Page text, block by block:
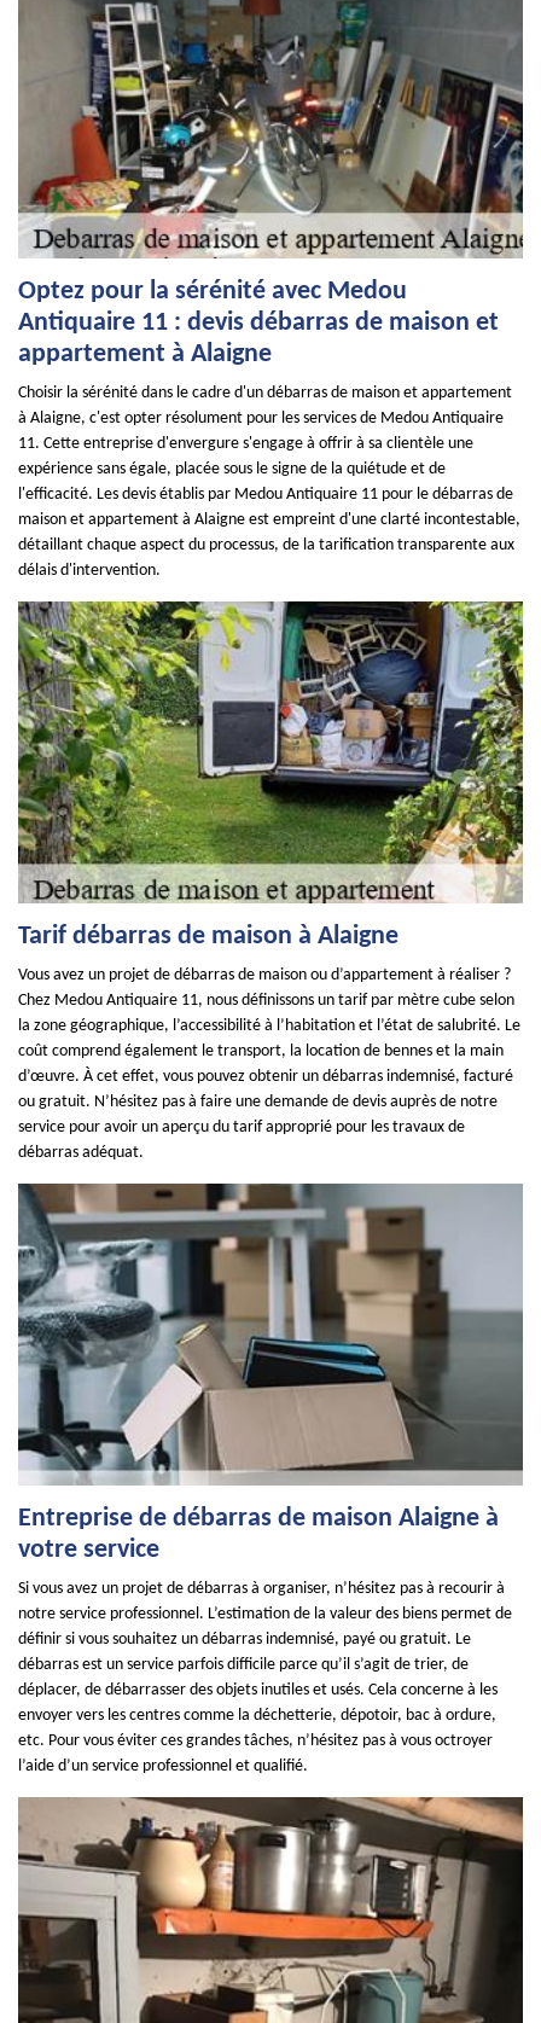
Optez pour la sérénité avec Medou
Antiquaire 11 : devis débarras de maison et
appartement à Alaigne
Choisir la sérénité dans le cadre d'un débarras de maison et appartement
à Alaigne, c'est opter résolument pour les services de Medou Antiquaire
11. Cette entreprise d'envergure s'engage à offrir à sa clientèle une
expérience sans égale, placée sous le signe de la quiétude et de
l'efficacité. Les devis établis par Medou Antiquaire 11 pour le débarras de
maison et appartement à Alaigne est empreint d'une clarté incontestable,
détaillant chaque aspect du processus, de la tarification transparente aux
délais d'intervention.
Tarif débarras de maison à Alaigne
Vous avez un projet de débarras de maison ou d’appartement à réaliser ?
Chez Medou Antiquaire 11, nous définissons un tarif par mètre cube selon
la zone géographique, l’accessibilité à l’habitation et l’état de salubrité. Le
coût comprend également le transport, la location de bennes et la main
d’œuvre. À cet effet, vous pouvez obtenir un débarras indemnisé, facturé
ou gratuit. N’hésitez pas à faire une demande de devis auprès de notre
service pour avoir un aperçu du tarif approprié pour les travaux de
débarras adéquat.
Entreprise de débarras de maison Alaigne à
votre service
Si vous avez un projet de débarras à organiser, n’hésitez pas à recourir à
notre service professionnel. L’estimation de la valeur des biens permet de
définir si vous souhaitez un débarras indemnisé, payé ou gratuit. Le
débarras est un service parfois difficile parce qu’il s’agit de trier, de
déplacer, de débarrasser des objets inutiles et usés. Cela concerne à les
envoyer vers les centres comme la déchetterie, dépotoir, bac à ordure,
etc. Pour vous éviter ces grandes tâches, n’hésitez pas à vous octroyer
l’aide d’un service professionnel et qualifié.